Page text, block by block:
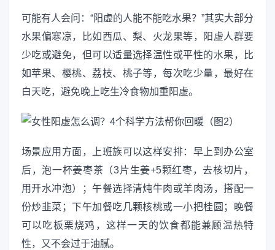
可能有人会问：“阳虚的人能不能吃水果？”其实大部分
水果偏寒凉，比如西瓜、梨、火龙果等，阳虚人群要
少吃或避免，但可以适量选择温性或平性的水果，比
如苹果、樱桃、荔枝、桃子等，每次吃少量，最好在
白天吃，避免晚上吃生冷食物加重阳虚。
场景应用方面，上班族可以这样安排：早上到办公室
后，泡一杯姜枣茶（3片生姜+5颗红枣，去核切片，
用开水冲泡）；午餐选择清炖牛肉或羊肉汤，搭配一
份炒韭菜；下午加餐吃几颗核桃或一小把桂圆；晚餐
可以吃板栗烧鸡，这样一天的饮食都能兼顾温热特
性，又不会过于油腻。